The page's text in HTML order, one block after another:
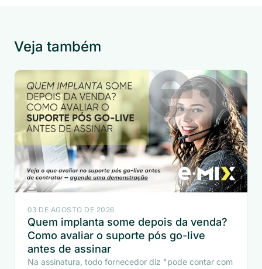
Veja também
03 DE AGOSTO DE 2026
Quem implanta some depois da venda?
Como avaliar o suporte pós go-live
antes de assinar
Na assinatura, todo fornecedor diz "pode contar com